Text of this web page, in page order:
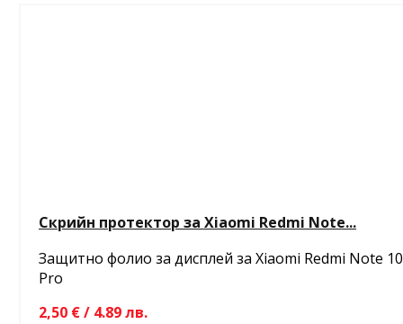
Скрийн протектор за Xiaomi Redmi Note...
Защитно фолио за дисплей за Xiaomi Redmi Note 10
Pro
2,50 € / 4.89 лв.